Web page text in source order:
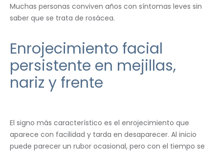
Muchas personas conviven años con síntomas leves sin
saber que se trata de rosácea.
Enrojecimiento facial
persistente en mejillas,
nariz y frente
El signo más característico es el enrojecimiento que
aparece con facilidad y tarda en desaparecer. Al inicio
puede parecer un rubor ocasional, pero con el tiempo se